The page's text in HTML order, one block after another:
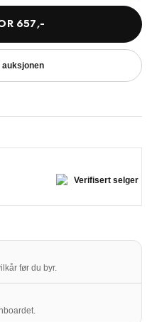
657,-
auksjonen
Verifisert selger
før du byr.